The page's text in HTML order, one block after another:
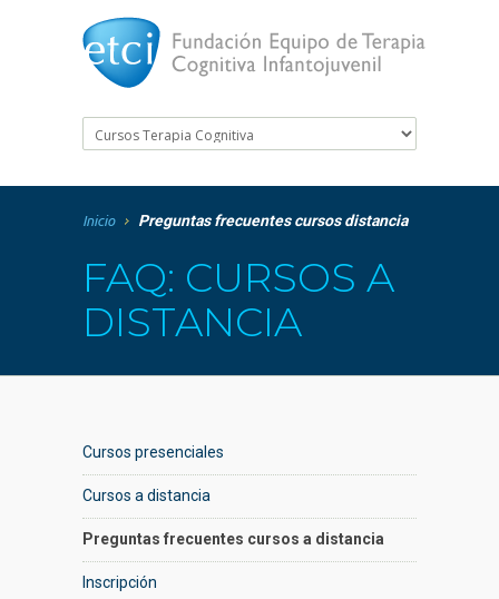
Inicio Preguntas frecuentes cursos distancia
FAQ: CURSOS A
DISTANCIA
Cursos presenciales
Cursos a distancia
Preguntas frecuentes cursos a distancia
Inscripción